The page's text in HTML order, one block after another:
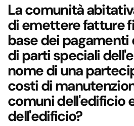
La comunità
di emettere fatture
base dei
di parti speciali
nome di una
costi di
comuni dell'edificio
dell'edificio?